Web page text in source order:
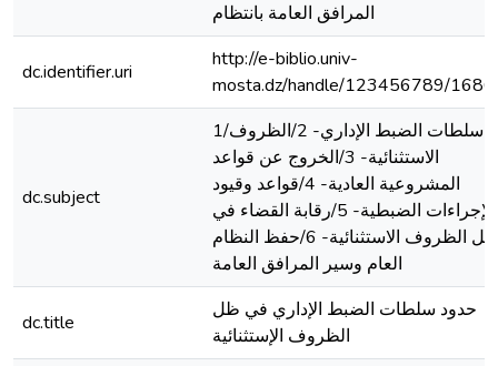
المرافق العامة بانتظام
dc.identifier.uri
http://e-biblio.univ-
mosta.dz/handle/123456789/
dc.subject
1/سلطات الضبط الإداري- 2/الظروف
الاستثنائية- 3/الخروج عن قواعد
المشروعية العادية- 4/قواعد وقيود
الإجراءات الضبطية- 5/رقابة القضاء في
ظل الظروف الاستثنائية- 6/حفظ النظام
العام وسير المرافق العامة
dc.title
حدود سلطات الضبط الإداري في ظل
الظروف الإستثنائية